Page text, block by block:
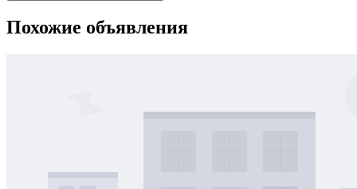
Похожие объявления